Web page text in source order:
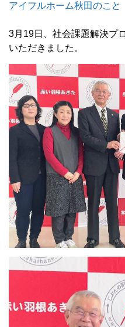
アイフルホーム秋田のこと
3月19日、社会課題解決プ
いただきました。